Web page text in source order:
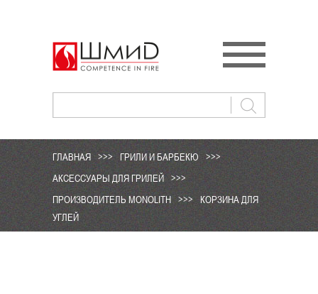
ГЛАВНАЯ >>> ГРИЛИ И БАРБЕКЮ
>>>
АКСЕССУАРЫ ДЛЯ ГРИЛЕЙ
>>>
ПРОИЗВОДИТЕЛЬ MONOLITH
>>>
КОРЗИНА ДЛЯ
УГЛЕЙ